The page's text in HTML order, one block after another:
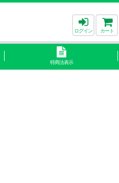
ログイン カート
特商法表示